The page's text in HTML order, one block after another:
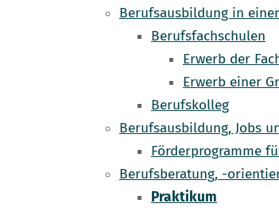
Berufsausbildung in
Berufsfachschulen
Erwerb der
Erwerb einer
Berufskolleg
Berufsausbildung, Jobs
Förderprogramme
Berufsberatung, -
Praktikum